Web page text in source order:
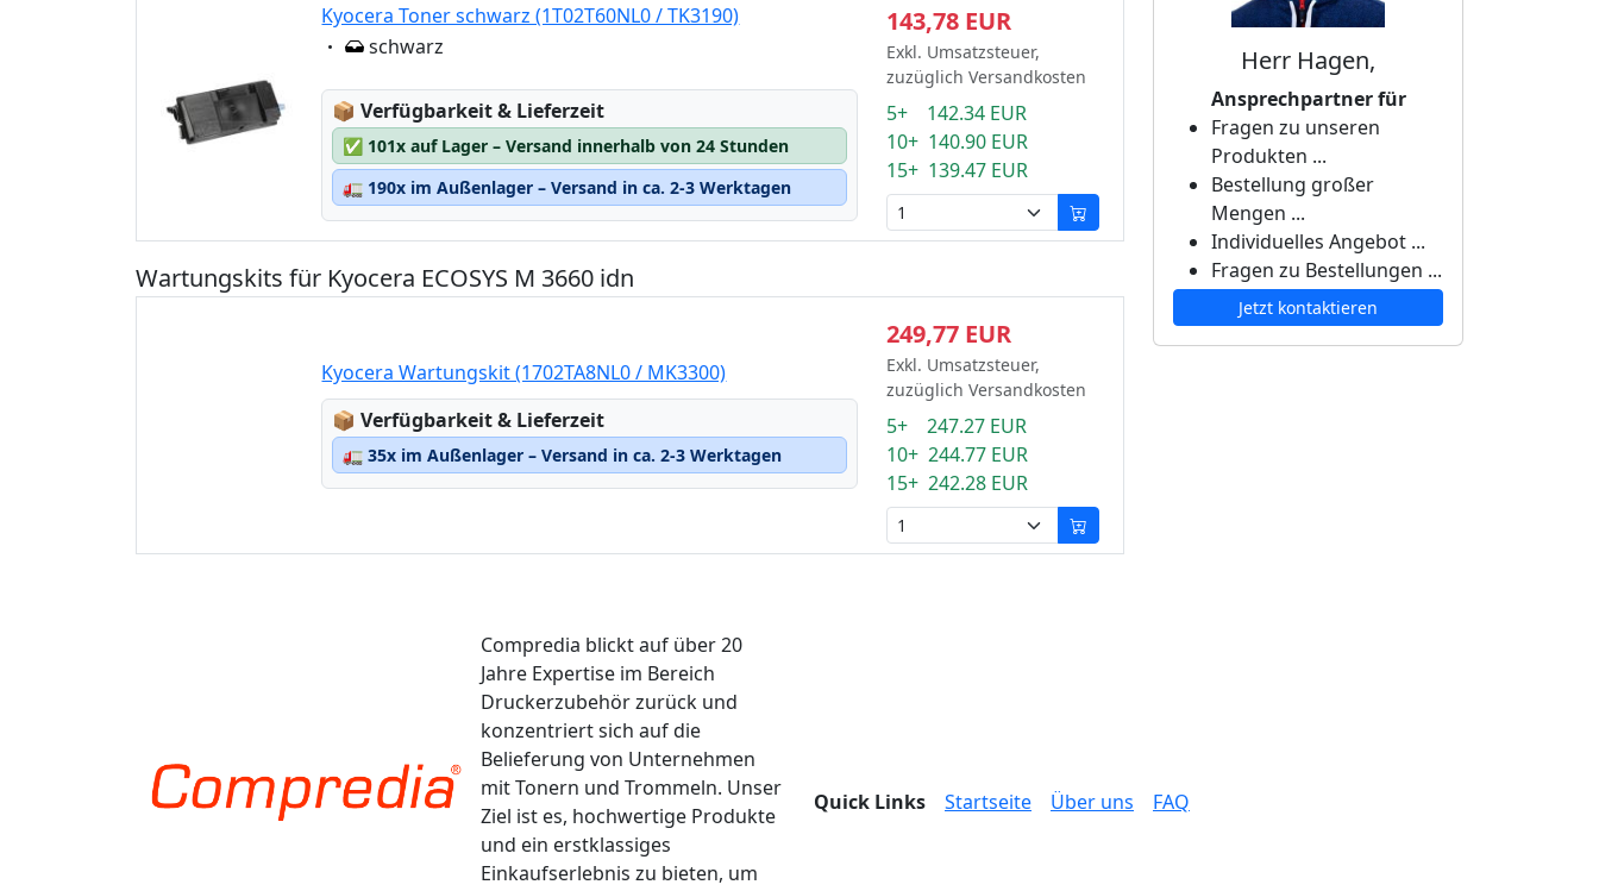
Kyocera Toner schwarz (1T02T60NL0 / TK3190)
Eigenschaft:
schwarz
📦Lagerstatus:
Verfügbarkeit & Lieferzeit
✅ 101x auf Lager – Versand innerhalb von 24 Stunden
🚛 190x im Außenlager – Versand in ca. 2-3 Werktagen
143,78 EUR
Exkl. Umsatzsteuer,
zuzüglich Versandkosten
5+ 142.34 EUR
10+ 140.90 EUR
15+ 139.47 EUR
Wartungskits für Kyocera ECOSYS M 3660 idn
Kyocera Wartungskit (1702TA8NL0 / MK3300)
📦Lagerstatus:
Verfügbarkeit & Lieferzeit
🚛 35x im Außenlager – Versand in ca. 2-3 Werktagen
249,77 EUR
Exkl. Umsatzsteuer,
zuzüglich Versandkosten
5+ 247.27 EUR
10+ 244.77 EUR
15+ 242.28 EUR
Herr Hagen,
Ansprechpartner für
Fragen zu unseren
Produkten ...
Bestellung großer
Mengen ...
Individuelles Angebot ...
Fragen zu Bestellungen ...
Jetzt kontaktieren
Compredia blickt auf über 20
Jahre Expertise im Bereich
Druckerzubehör zurück und
konzentriert sich auf die
Belieferung von Unternehmen
mit Tonern und Trommeln. Unser
Ziel ist es, hochwertige Produkte
und ein erstklassiges
Einkaufserlebnis zu bieten, um
Quick Links Startseite Über uns FAQ